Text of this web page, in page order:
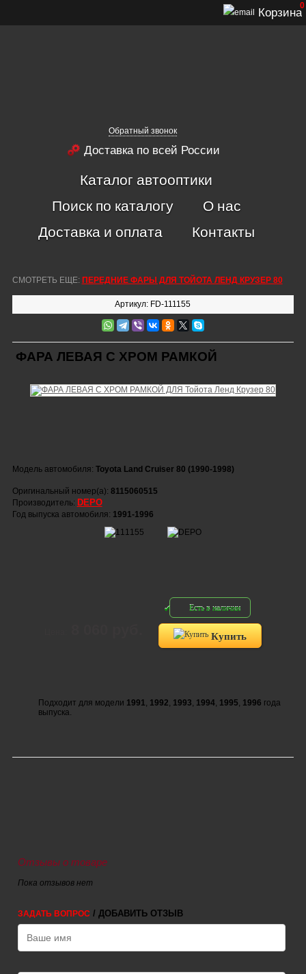
Обратный звонок
Доставка по всей России
Корзина
0
Каталог автооптики
Поиск по каталогу
О нас
Доставка и оплата
Контакты
СМОТРЕТЬ ЕЩЕ: ПЕРЕДНИЕ ФАРЫ ДЛЯ ТОЙОТА ЛЕНД КРУЗЕР 80
Артикул: FD-111155
ФАРА ЛЕВАЯ С ХРОМ РАМКОЙ
Модель автомобиля: Toyota Land Cruiser 80 (1990-1998)
Оригинальный номер(а): 8115060515
Производитель: DEPO
Год выпуска автомобиля: 1991-1996
Есть в наличии
Купить
Подходит для модели 1991, 1992, 1993, 1994, 1995, 1996 года
выпуска.
Отзывы о товаре
Пока отзывов нет
ЗАДАТЬ ВОПРОС / ДОБАВИТЬ ОТЗЫВ